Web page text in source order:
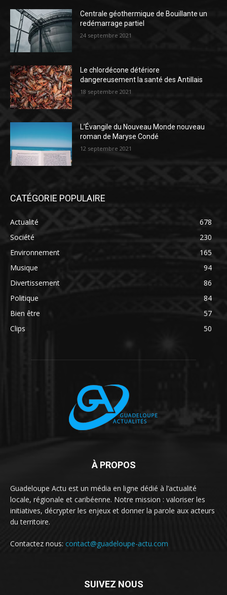
Centrale géothermique de Bouillante un
redémarrage partiel
24 septembre 2021
Le chlordécone détériore
dangereusement la santé des Antillais
18 septembre 2021
L’Évangile du Nouveau Monde nouveau
roman de Maryse Condé
12 septembre 2021
CATÉGORIE POPULAIRE
Actualité
678
Société
230
Environnement
165
Musique
94
Divertissement
86
Politique
84
Bien être
57
Clips
50
À PROPOS
Guadeloupe Actu est un média en ligne dédié à l’actualité
locale, régionale et caribéenne. Notre mission : valoriser les
initiatives, décrypter les enjeux et donner la parole aux acteurs
du territoire.
Contactez nous: contact@guadeloupe-actu.com
SUIVEZ NOUS